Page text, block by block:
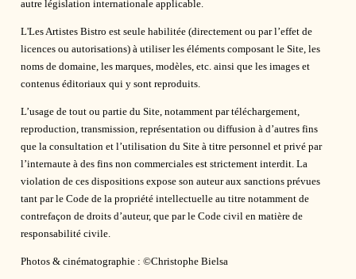
autre législation internationale applicable.
L'Les Artistes Bistro est seule habilitée (directement ou par l’effet de
licences ou autorisations) à utiliser les éléments composant le Site, les
noms de domaine, les marques, modèles, etc. ainsi que les images et
contenus éditoriaux qui y sont reproduits.
L’usage de tout ou partie du Site, notamment par téléchargement,
reproduction, transmission, représentation ou diffusion à d’autres fins
que la consultation et l’utilisation du Site à titre personnel et privé par
l’internaute à des fins non commerciales est strictement interdit. La
violation de ces dispositions expose son auteur aux sanctions prévues
tant par le Code de la propriété intellectuelle au titre notamment de
contrefaçon de droits d’auteur, que par le Code civil en matière de
responsabilité civile.
Photos & cinématographie : ©Christophe Bielsa